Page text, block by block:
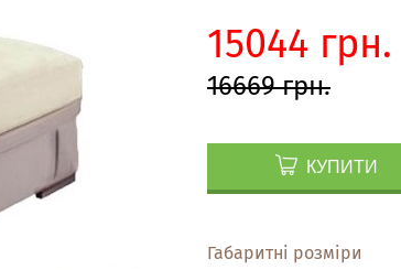
15044 грн.
16669 грн.
КУПИТИ
Габаритні розміри